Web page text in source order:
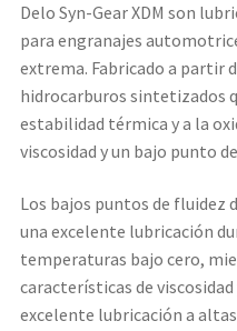
Delo Syn-Gear XDM son
para engranajes
extrema. Fabricado a partir
hidrocarburos sintetizados
estabilidad térmica y a la
viscosidad y un bajo punto
Los bajos puntos de fluidez
una excelente lubricación
temperaturas bajo cero,
características de
excelente lubricación a